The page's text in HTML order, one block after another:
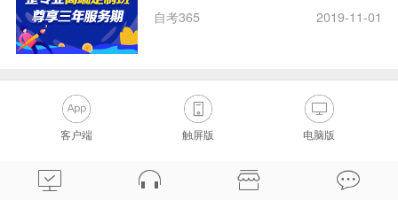
自考365 2019-11-01
客户端 触屏版 电脑版